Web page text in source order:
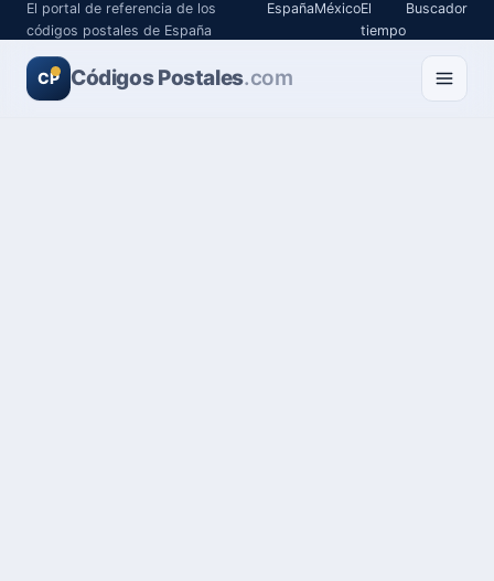
El portal de referencia de los
códigos postales de España
EspañaMéxicoEl
tiempo
Buscador
CP Códigos Postales.com